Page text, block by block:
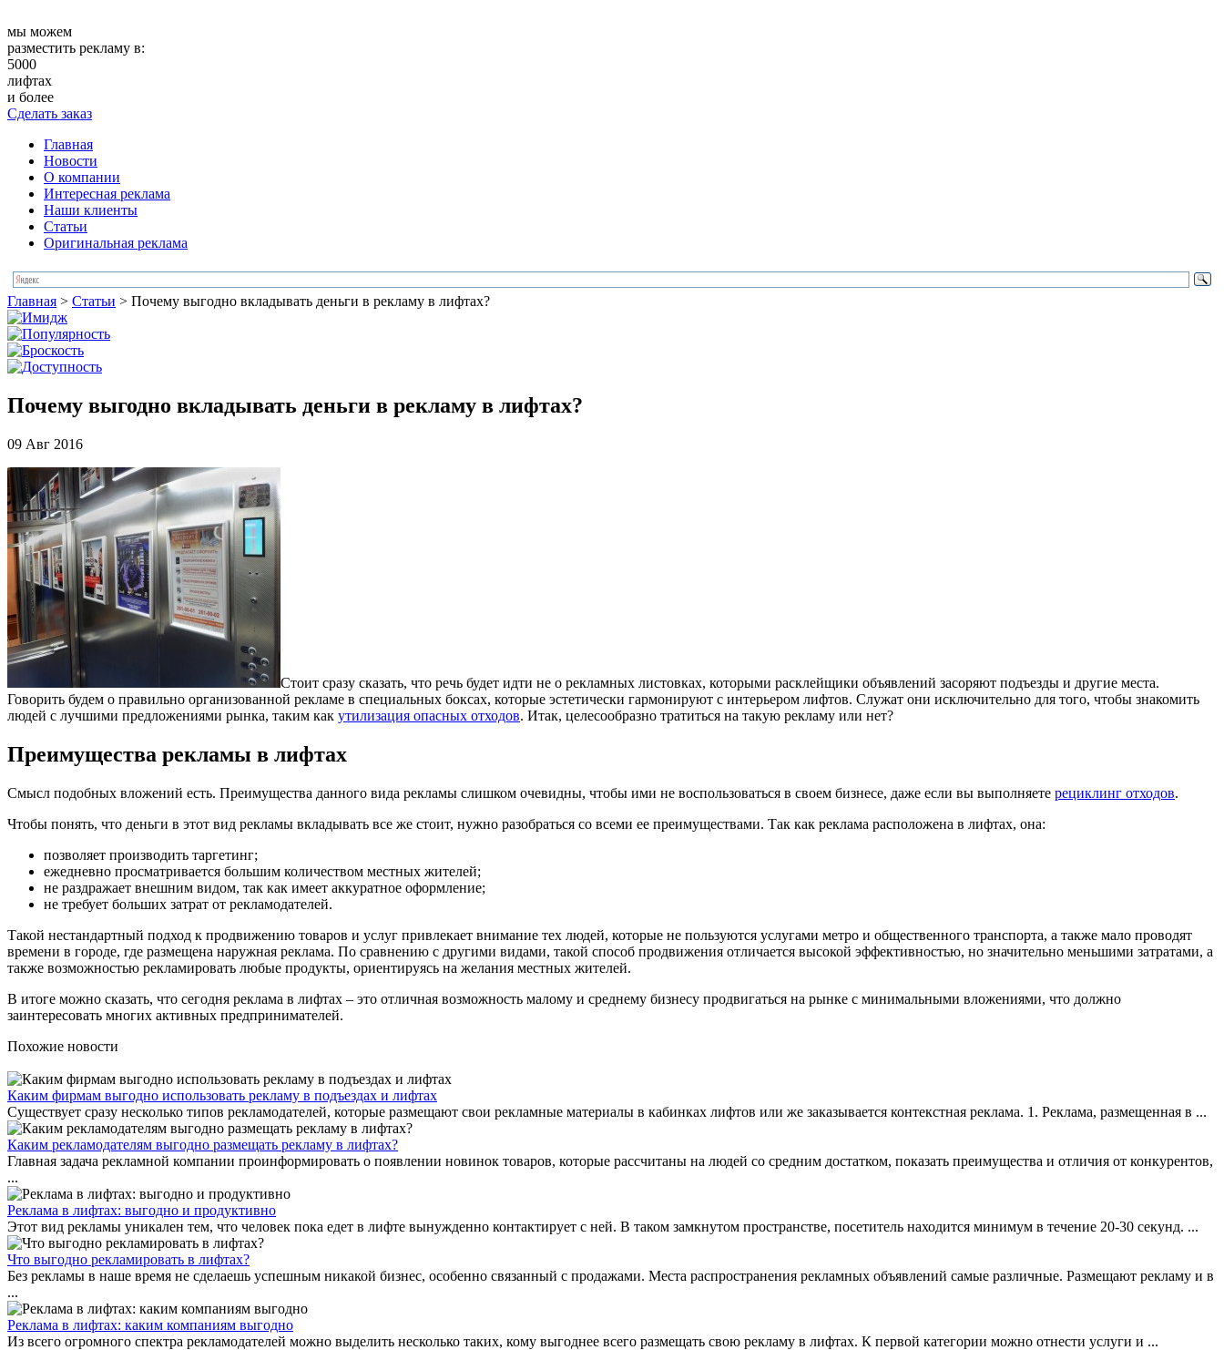
мы можем
разместить рекламу в:
5000
лифтах
и более
Сделать заказ
Главная
Новости
О компании
Интересная реклама
Наши клиенты
Статьи
Оригинальная реклама
Главная > Статьи > Почему выгодно вкладывать деньги в рекламу в лифтах?
Почему выгодно вкладывать деньги в рекламу в лифтах?
09 Авг 2016
Стоит сразу сказать, что речь будет идти не о рекламных листовках, которыми расклейщики объявлений засоряют подъезды и другие места.
Говорить будем о правильно организованной рекламе в специальных боксах, которые эстетически гармонируют с интерьером лифтов. Служат они исключительно для того, чтобы знакомить
людей с лучшими предложениями рынка, таким как утилизация опасных отходов. Итак, целесообразно тратиться на такую рекламу или нет?
Преимущества рекламы в лифтах
Смысл подобных вложений есть. Преимущества данного вида рекламы слишком очевидны, чтобы ими не воспользоваться в своем бизнесе, даже если вы выполняете рециклинг отходов.
Чтобы понять, что деньги в этот вид рекламы вкладывать все же стоит, нужно разобраться со всеми ее преимуществами. Так как реклама расположена в лифтах, она:
позволяет производить таргетинг;
ежедневно просматривается большим количеством местных жителей;
не раздражает внешним видом, так как имеет аккуратное оформление;
не требует больших затрат от рекламодателей.
Такой нестандартный подход к продвижению товаров и услуг привлекает внимание тех людей, которые не пользуются услугами метро и общественного транспорта, а также мало проводят
времени в городе, где размещена наружная реклама. По сравнению с другими видами, такой способ продвижения отличается высокой эффективностью, но значительно меньшими затратами, а
также возможностью рекламировать любые продукты, ориентируясь на желания местных жителей.
В итоге можно сказать, что сегодня реклама в лифтах – это отличная возможность малому и среднему бизнесу продвигаться на рынке с минимальными вложениями, что должно
заинтересовать многих активных предпринимателей.
Похожие новости
Каким фирмам выгодно использовать рекламу в подъездах и лифтах
Существует сразу несколько типов рекламодателей, которые размещают свои рекламные материалы в кабинках лифтов или же заказывается контекстная реклама. 1. Реклама, размещенная в ...
Каким рекламодателям выгодно размещать рекламу в лифтах?
Главная задача рекламной компании проинформировать о появлении новинок товаров, которые рассчитаны на людей со средним достатком, показать преимущества и отличия от конкурентов,
...
Реклама в лифтах: выгодно и продуктивно
Этот вид рекламы уникален тем, что человек пока едет в лифте вынужденно контактирует с ней. В таком замкнутом пространстве, посетитель находится минимум в течение 20-30 секунд. ...
Что выгодно рекламировать в лифтах?
Без рекламы в наше время не сделаешь успешным никакой бизнес, особенно связанный с продажами. Места распространения рекламных объявлений самые различные. Размещают рекламу и в
...
Реклама в лифтах: каким компаниям выгодно
Из всего огромного спектра рекламодателей можно выделить несколько таких, кому выгоднее всего размещать свою рекламу в лифтах. К первой категории можно отнести услуги и ...